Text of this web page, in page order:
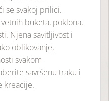
se svakoj prilici.
buketa, poklona,
Njena savitljivost i
oblikovanje,
svakom
savršenu traku i
kreacije.